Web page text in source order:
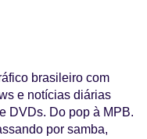
brasileiro com
e notícias diárias
DVDs. Do pop à MPB.
por samba,